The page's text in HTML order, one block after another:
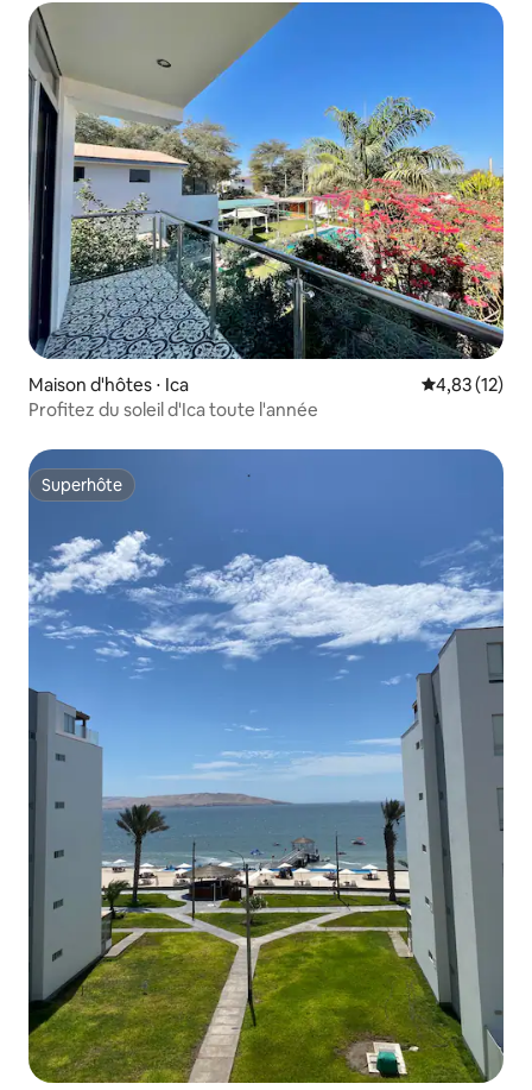
Maison d'hôtes ⋅ Ica Évaluation
4,83 (12)
Profitez du soleil d'Ica toute l'année
Superhôte
Superhôte